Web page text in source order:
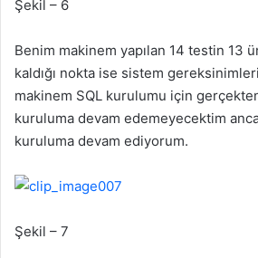
Şekil – 6
Benim makinem yapılan 14 testin 13
kaldığı nokta ise sistem
makinem SQL kurulumu için
kuruluma devam edemeyecektim
kuruluma devam ediyorum.
Şekil – 7